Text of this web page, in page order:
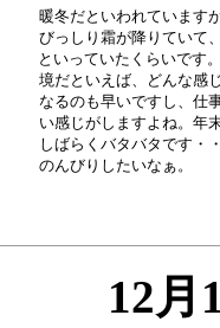
暖冬だといわれています
びっしり霜が降りていて
といっていたくらいです
境だといえば、どんな感
なるのも早いですし、仕
い感じがしますよね。年
しばらくバタバタです・
12月